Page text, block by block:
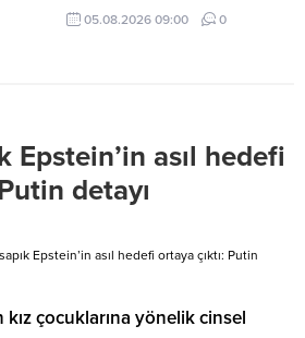
inşa
değerlendirmelerinde olumlu
beklentilerini artırmaya devam
05.08.2026 09:00 0
Epstein’in asıl hedefi
detayı
Epstein’in asıl hedefi ortaya çıktı: Putin
kız çocuklarına yönelik cinsel